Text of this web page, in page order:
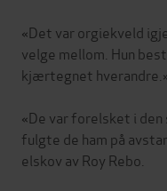
«Det var orgiekveld
velge mellom. Hun
kjærtegnet
«De var forelsket i
fulgte de ham på
elskov av Roy Rebo.